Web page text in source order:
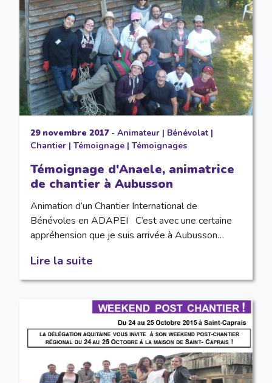
29 novembre 2017- Animateur| Bénévolat|
Chantier| Témoignage| Témoignages
Témoignage d'Anaele, animatrice
de chantier à Aubusson
Animation d’un Chantier International de
Bénévoles en ADAPEI C’est avec une certaine
appréhension que je suis arrivée à Aubusson…
Lire la suite